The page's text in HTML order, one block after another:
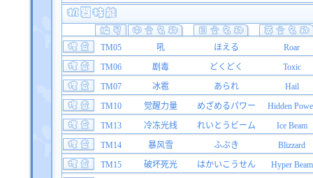
TM05 吼 ほえる
Roar
TM06
剧毒 どくどく
Toxic
TM07
冰雹 あられ
Hail
TM10
觉醒力量 めざめるパワー
Hidden
TM13
冷冻光线 れいとうビーム
Ice Beam
TM14
暴风雪 ふぶき
Blizzard
TM15
破坏死光 はかいこうせん
Hyper Beam